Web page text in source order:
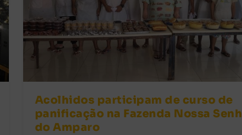
Acolhidos participam de curso de
panificação na Fazenda Nossa
do Amparo